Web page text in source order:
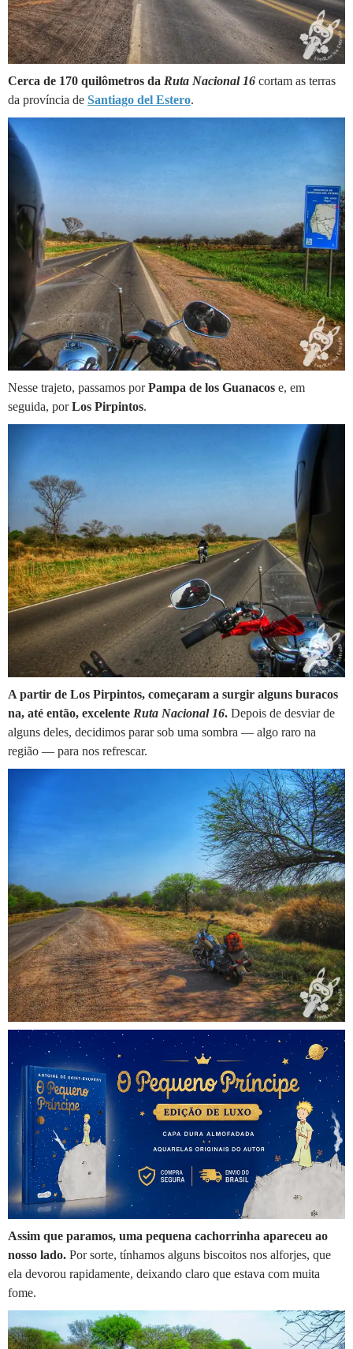
Cerca de 170 quilômetros da Ruta Nacional 16 cortam as terras
da província de Santiago del Estero.
Nesse trajeto, passamos porPampa de los Guanacos e, em
seguida, porLos Pirpintos.
A partir de Los Pirpintos, começaram a surgir alguns buracos
na, até então, excelente Ruta Nacional 16. Depois de desviar de
alguns deles, decidimos parar sob uma sombra — algo raro na
região — para nos refrescar.
Assim que paramos, uma pequena cachorrinha apareceu ao
nosso lado. Por sorte, tínhamos alguns biscoitos nos alforjes, que
ela devorou rapidamente, deixando claro que estava com muita
fome.